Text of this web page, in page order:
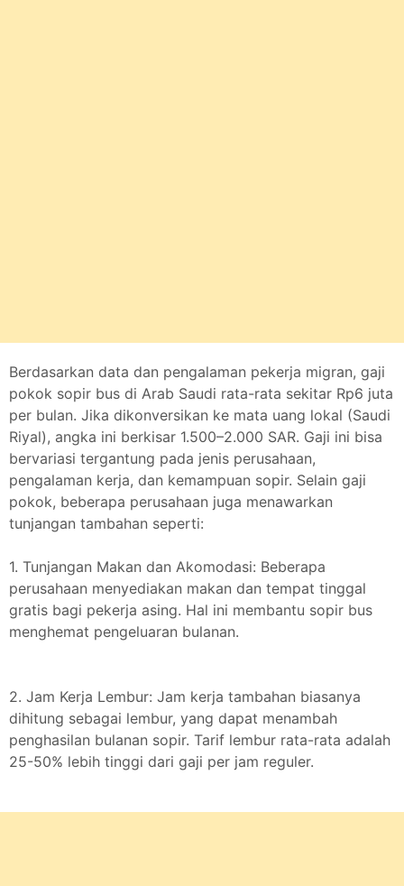
Berdasarkan data dan pengalaman pekerja migran, gaji
pokok sopir bus di Arab Saudi rata-rata sekitar Rp6 juta
per bulan. Jika dikonversikan ke mata uang lokal (Saudi
Riyal), angka ini berkisar 1.500–2.000 SAR. Gaji ini bisa
bervariasi tergantung pada jenis perusahaan,
pengalaman kerja, dan kemampuan sopir. Selain gaji
pokok, beberapa perusahaan juga menawarkan
tunjangan tambahan seperti:
1. Tunjangan Makan dan Akomodasi: Beberapa
perusahaan menyediakan makan dan tempat tinggal
gratis bagi pekerja asing. Hal ini membantu sopir bus
menghemat pengeluaran bulanan.
2. Jam Kerja Lembur: Jam kerja tambahan biasanya
dihitung sebagai lembur, yang dapat menambah
penghasilan bulanan sopir. Tarif lembur rata-rata adalah
25-50% lebih tinggi dari gaji per jam reguler.